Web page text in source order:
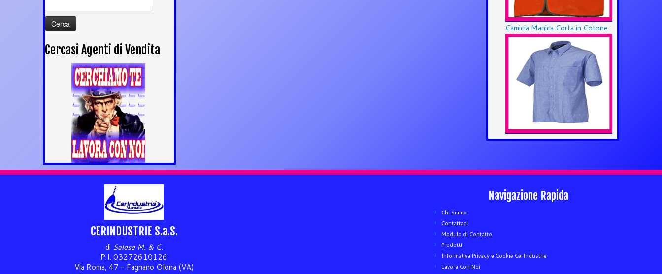
per:
Cercasi Agenti di Vendita
Camicia Manica Corta in Cotone
CERINDUSTRIE S.a.S.
di Salese M. & C.
P.I. 03272610126
Via Roma, 47 - Fagnano Olona (VA)
Navigazione Rapida
Chi Siamo
Contattaci
Modulo di Contatto
Prodotti
Informativa Privacy e Cookie CerIndustrie
Lavora Con Noi